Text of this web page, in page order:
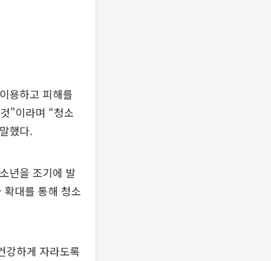
용하고 피해를
”이라며 “청소
했다.
년을 조기에 발
확대를 통해 청소
강하게 자라도록